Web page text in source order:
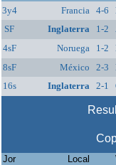
3y4
Francia 4-6
SF
Inglaterra 1-2
4sF
Noruega 1-2
8sF
México 2-3
16s
Inglaterra 2-1
Jor Local